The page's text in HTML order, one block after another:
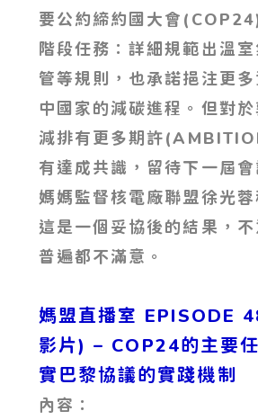
要公約締約國大會
階段任務：詳細規範出溫
管等規則，也承諾挹注更
中國家的減碳進程。但對
減排有更多期許
有達成共識，留待下一屆會
媽媽監督核電廠聯盟徐光蓉
這是一個妥協後的結果，
普遍都不滿意。
媽盟直播室 EPISODE
影片) – COP24的主要
實巴黎協議的實踐機制
內容：